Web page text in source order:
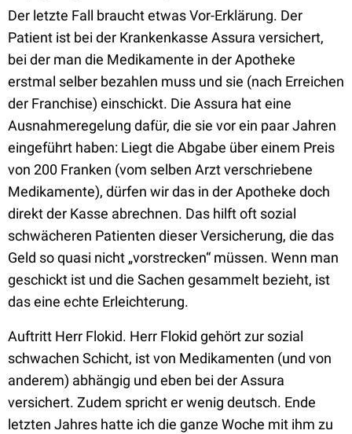
Der letzte Fall braucht etwas Vor-Erklärung. Der
Patient ist bei der Krankenkasse Assura versichert,
bei der man die Medikamente in der Apotheke
erstmal selber bezahlen muss und sie (nach Erreichen
der Franchise) einschickt. Die Assura hat eine
Ausnahmeregelung dafür, die sie vor ein paar Jahren
eingeführt haben: Liegt die Abgabe über einem Preis
von 200 Franken (vom selben Arzt verschriebene
Medikamente), dürfen wir das in der Apotheke doch
direkt der Kasse abrechnen. Das hilft oft sozial
schwächeren Patienten dieser Versicherung, die das
Geld so quasi nicht „vorstrecken“ müssen. Wenn man
geschickt ist und die Sachen gesammelt bezieht, ist
das eine echte Erleichterung.
Auftritt Herr Flokid. Herr Flokid gehört zur sozial
schwachen Schicht, ist von Medikamenten (und von
anderem) abhängig und eben bei der Assura
versichert. Zudem spricht er wenig deutsch. Ende
letzten Jahres hatte ich die ganze Woche mit ihm zu